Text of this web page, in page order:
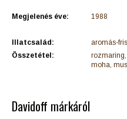
Megjelenés éve: 1988
Illatcsalád:
aromás-
Összetétel:
moha,
Davidoff márkáról